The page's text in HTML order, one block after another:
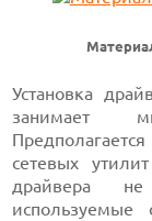
Установка
занимает
сетевых
драйвера